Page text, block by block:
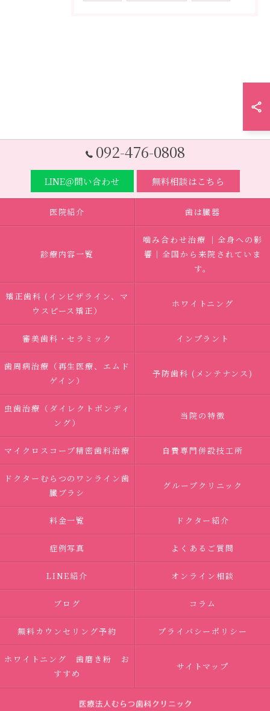
092-476-0808
LINE＠問い合わせ 無料相談はこちら
医院紹介 歯は臓器
診療内容一覧
噛み合わせ治療 ｜全身への影
響｜全国から来院されていま
す。
矯正歯科 (インビザライン、マ
ウスピース矯正）
ホワイトニング
審美歯科・セラミック インプラント
歯周病治療（再生医療、エムド
ゲイン）
予防歯科 (メンテナンス)
虫歯治療（ダイレクトボンディ
ング）
当院の特徴
マイクロスコープ精密歯科治療 自費専門併設技工所
ドクターむらつのワンライン歯
臓ブラシ
グループクリニック
料金一覧 ドクター紹介
症例写真 よくあるご質問
LINE紹介 オンライン相談
ブログ コラム
無料カウンセリング予約 プライバシーポリシー
ホワイトニング 歯磨き粉 お
すすめ
サイトマップ